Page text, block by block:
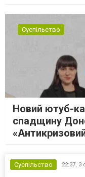
Суспільство
Новий ютуб-
спадщину
Суспільство 22:37, 3